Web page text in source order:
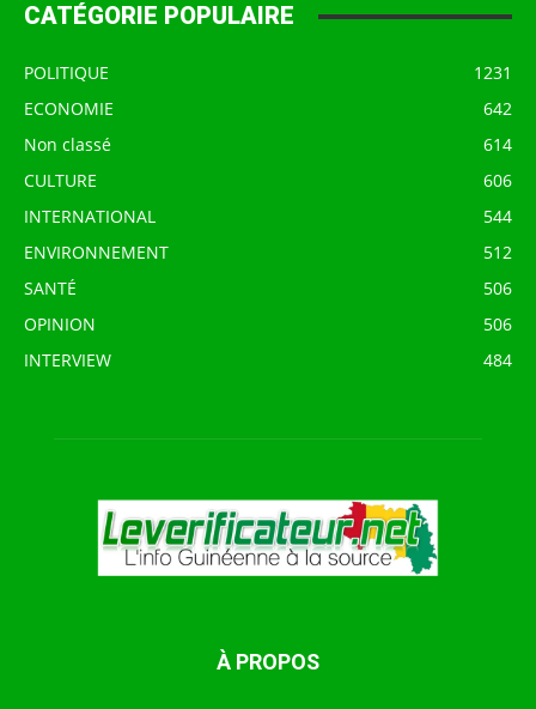
CATÉGORIE POPULAIRE
POLITIQUE
1231
ECONOMIE
642
Non classé
614
CULTURE
606
INTERNATIONAL
544
ENVIRONNEMENT
512
SANTÉ
506
OPINION
506
INTERVIEW
484
À PROPOS